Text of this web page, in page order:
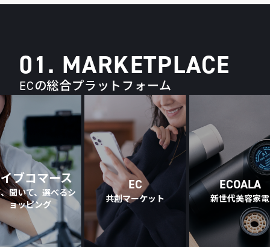
01. MARKETPLACE
ECの総合プラットフォーム
ブコマース
聞いて、選べるシ
ョッピング
EC
共創マーケット
ECOALA
新世代美容家電